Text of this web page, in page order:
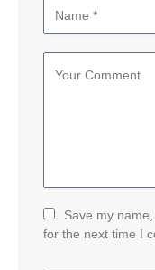
Save my
for the next time I